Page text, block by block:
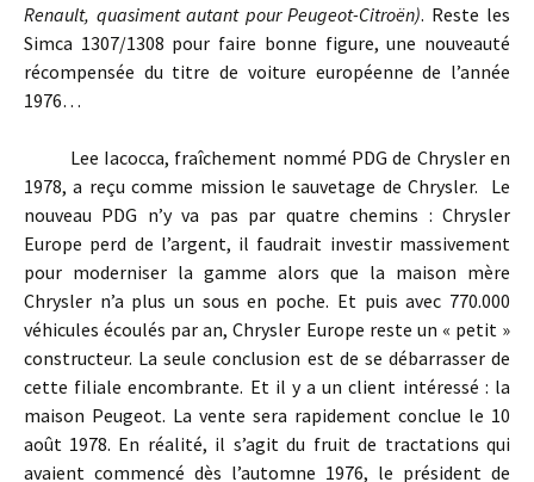
Renault, quasiment autant pour Peugeot-Citroën). Reste les
Simca 1307/1308 pour faire bonne figure, une nouveauté
récompensée du titre de voiture européenne de l’année
1976…
Lee Iacocca, fraîchement nommé PDG de Chrysler en
1978, a reçu comme mission le sauvetage de Chrysler. Le
nouveau PDG n’y va pas par quatre chemins : Chrysler
Europe perd de l’argent, il faudrait investir massivement
pour moderniser la gamme alors que la maison mère
Chrysler n’a plus un sous en poche. Et puis avec 770.000
véhicules écoulés par an, Chrysler Europe reste un « petit »
constructeur. La seule conclusion est de se débarrasser de
cette filiale encombrante. Et il y a un client intéressé : la
maison Peugeot. La vente sera rapidement conclue le 10
août 1978. En réalité, il s’agit du fruit de tractations qui
avaient commencé dès l’automne 1976, le président de